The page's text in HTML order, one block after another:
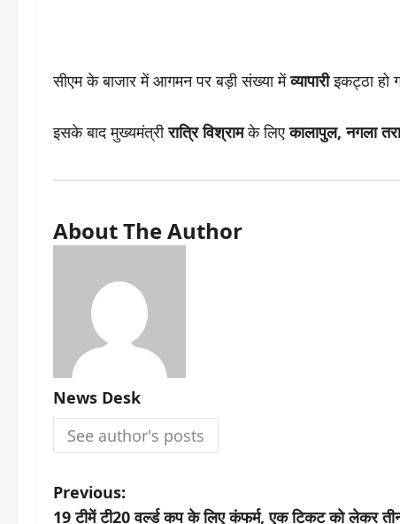
सीएम के बाजार में आगमन पर बड़ी संख्या मेंव्यापारीइकट्ठा हो
इसके बाद मुख्यमंत्रीरात्रि विश्रामके लिएकालापुल, नगला
About The Author
News Desk
See author's posts
P
Previous:
19 टीमें टी20 वर्ल्ड कप के लिए कंफर्म, एक टिकट को लेकर